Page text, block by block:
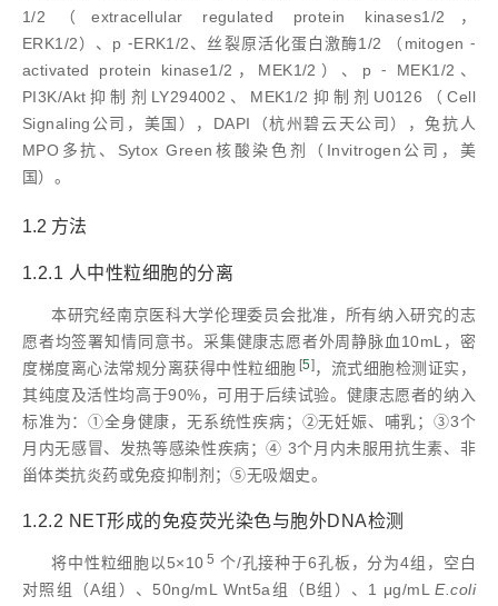
1/2（extracellular regulated protein kinases1/2，
ERK1/2）、p ⁃ERK1/2、丝裂原活化蛋白激酶1/2 （mitogen ⁃
activated protein kinase1/2，MEK1/2）、p ⁃ MEK1/2、
PI3K/Akt抑制剂LY294002、MEK1/2抑制剂U0126（Cell
Signaling公司，美国），DAPI（杭州碧云天公司），兔抗人
MPO多抗、Sytox Green核酸染色剂（Invitrogen公司，美
国）。
1.2 方法
1.2.1 人中性粒细胞的分离
本研究经南京医科大学伦理委员会批准，所有纳入研究的志
愿者均签署知情同意书。采集健康志愿者外周静脉血10mL，密
度梯度离心法常规分离获得中性粒细胞 [5]，流式细胞检测证实，
其纯度及活性均高于90%，可用于后续试验。健康志愿者的纳入
标准为：①全身健康，无系统性疾病；②无妊娠、哺乳；③3个
月内无感冒、发热等感染性疾病；④ 3个月内未服用抗生素、非
甾体类抗炎药或免疫抑制剂；⑤无吸烟史。
1.2.2 NET形成的免疫荧光染色与胞外DNA检测
将中性粒细胞以5×10 5 个/孔接种于6孔板，分为4组，空白
对照组（A组）、50ng/mL Wnt5a组（B组）、1 μg/mLE.coli